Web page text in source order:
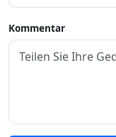
Kommentar